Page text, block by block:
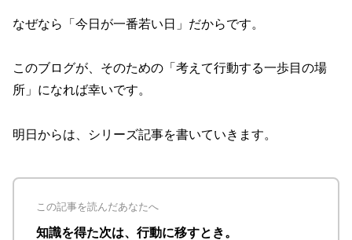
なぜなら「今日が一番若い日」だからです。
このブログが、そのための「考えて行動する一歩目の場
所」になれば幸いです。
明日からは、シリーズ記事を書いていきます。
この記事を読んだあなたへ
知識を得た次は、行動に移すとき。